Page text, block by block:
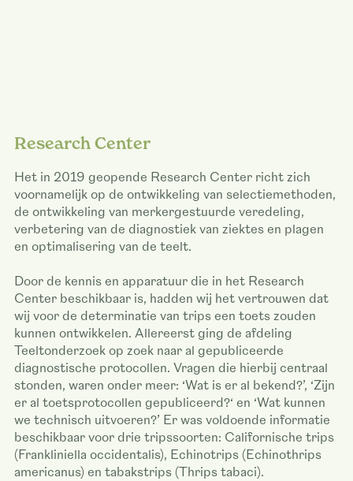
Research Center
Het in 2019 geopende Research Center richt zich
voornamelijk op de ontwikkeling van selectiemethoden,
de ontwikkeling van merkergestuurde veredeling,
verbetering van de diagnostiek van ziektes en plagen
en optimalisering van de teelt.
Door de kennis en apparatuur die in het Research
Center beschikbaar is, hadden wij het vertrouwen dat
wij voor de determinatie van trips een toets zouden
kunnen ontwikkelen. Allereerst ging de afdeling
Teeltonderzoek op zoek naar al gepubliceerde
diagnostische protocollen. Vragen die hierbij centraal
stonden, waren onder meer: ‘Wat is er al bekend?’, ‘Zijn
er al toetsprotocollen gepubliceerd?‘ en ‘Wat kunnen
we technisch uitvoeren?’ Er was voldoende informatie
beschikbaar voor drie tripssoorten: Californische trips
(Frankliniella occidentalis), Echinotrips (Echinothrips
americanus) en tabakstrips (Thrips tabaci).